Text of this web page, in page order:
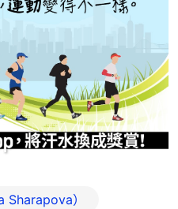
Sharapova）